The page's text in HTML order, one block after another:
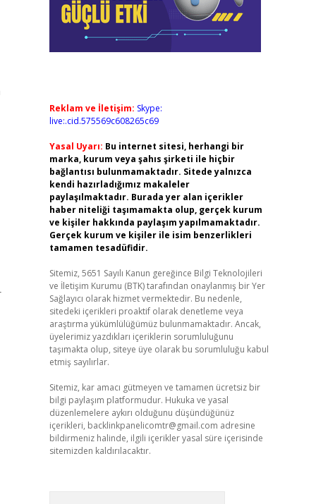
Reklam ve İletişim: Skype:
live:.cid.575569c608265c69
Yasal Uyarı: Bu internet sitesi, herhangi bir
marka, kurum veya şahıs şirketi ile hiçbir
bağlantısı bulunmamaktadır. Sitede yalnızca
kendi hazırladığımız makaleler
paylaşılmaktadır. Burada yer alan içerikler
haber niteliği taşımamakta olup, gerçek kurum
ve kişiler hakkında paylaşım yapılmamaktadır.
Gerçek kurum ve kişiler ile isim benzerlikleri
tamamen tesadüfidir.
Sitemiz, 5651 Sayılı Kanun gereğince Bilgi Teknolojileri
ve İletişim Kurumu (BTK) tarafından onaylanmış bir Yer
Sağlayıcı olarak hizmet vermektedir. Bu nedenle,
sitedeki içerikleri proaktif olarak denetleme veya
araştırma yükümlülüğümüz bulunmamaktadır. Ancak,
üyelerimiz yazdıkları içeriklerin sorumluluğunu
taşımakta olup, siteye üye olarak bu sorumluluğu kabul
etmiş sayılırlar.
Sitemiz, kar amacı gütmeyen ve tamamen ücretsiz bir
bilgi paylaşım platformudur. Hukuka ve yasal
düzenlemelere aykırı olduğunu düşündüğünüz
içerikleri, backlinkpanelicomtr@gmail.com adresine
bildirmeniz halinde, ilgili içerikler yasal süre içerisinde
sitemizden kaldırılacaktır.